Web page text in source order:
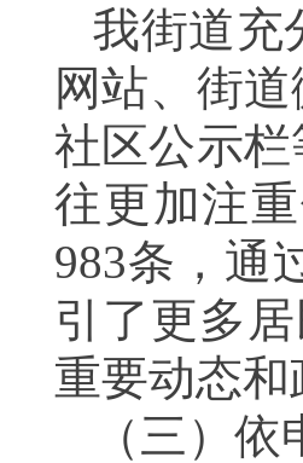
我街道充
网站、街
社区公示栏
往更加注
983条，通
引了更多
重要动态
（三）